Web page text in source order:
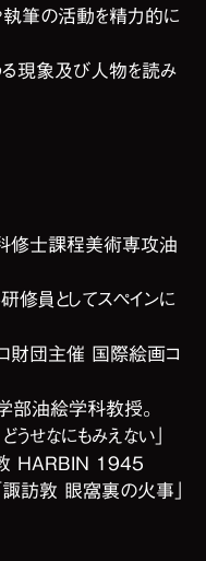
執筆の活動を精力的に
現象及び人物を読み
修士課程美術専攻油
員としてスペインに
財団主催 国際絵画コ
部油絵学科教授。
せなにもみえない」
敦 HARBIN 1945
諏訪敦 眼窩裏の火事」